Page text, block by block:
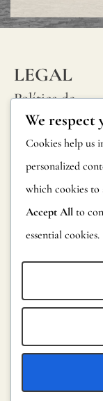
LEGAL
Política de
privacidad
Política de
cookies
Condiciones
generales
Aviso legal
We respect
Cookies help us
personalized
which cookies
Accept All to
essential cookies.